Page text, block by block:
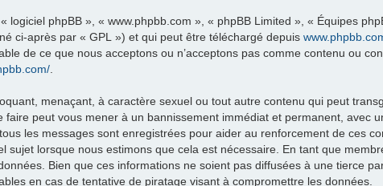
phpBB », « www.phpbb.com », « phpBB Limited », « Équipes
ci-après par « GPL ») et qui peut être téléchargé depuis
de ce que nous acceptons ou n’acceptons pas comme contenu ou
menaçant, à caractère sexuel ou tout autre contenu qui peut
peut vous mener à un bannissement immédiat et permanent, avec
les messages sont enregistrées pour aider au renforcement de ces
lorsque nous estimons que cela est nécessaire. En tant que
Bien que ces informations ne soient pas diffusées à une tierce
en cas de tentative de piratage visant à compromettre les données.